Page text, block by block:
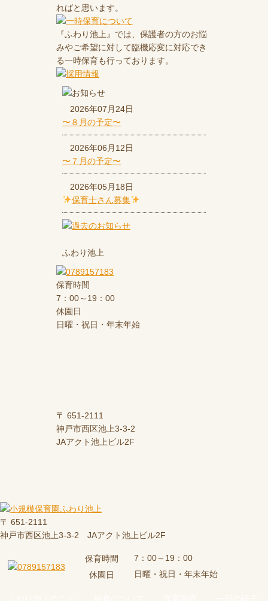
ればと思います。
『ふわり池上』では、保護者の方のお悩
みやご希望に対して臨機応変に対応でき
る一時保育も行っております。
2026年07月24日
〜８月の予定〜
2026年06月12日
〜７月の予定〜
2026年05月18日
保育士さん募集
ふわり池上
保育時間
7：00～19：00
休園日
日曜・祝日・年末年始
〒 651-2111
神戸市西区池上3-3-2
JAアクト池上ビル2F
〒 651-2111
神戸市西区池上3-3-2 JAアクト池上ビル2F
保育時間
7：00～19：00
休園日
日曜・祝日・年末年始